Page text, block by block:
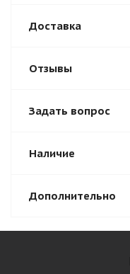
Доставка
Отзывы
Задать вопрос
Наличие
Дополнительно